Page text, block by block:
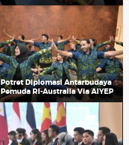
Potret Diplomasi Antarbudaya
Pemuda RI-Australia Via AIYEP